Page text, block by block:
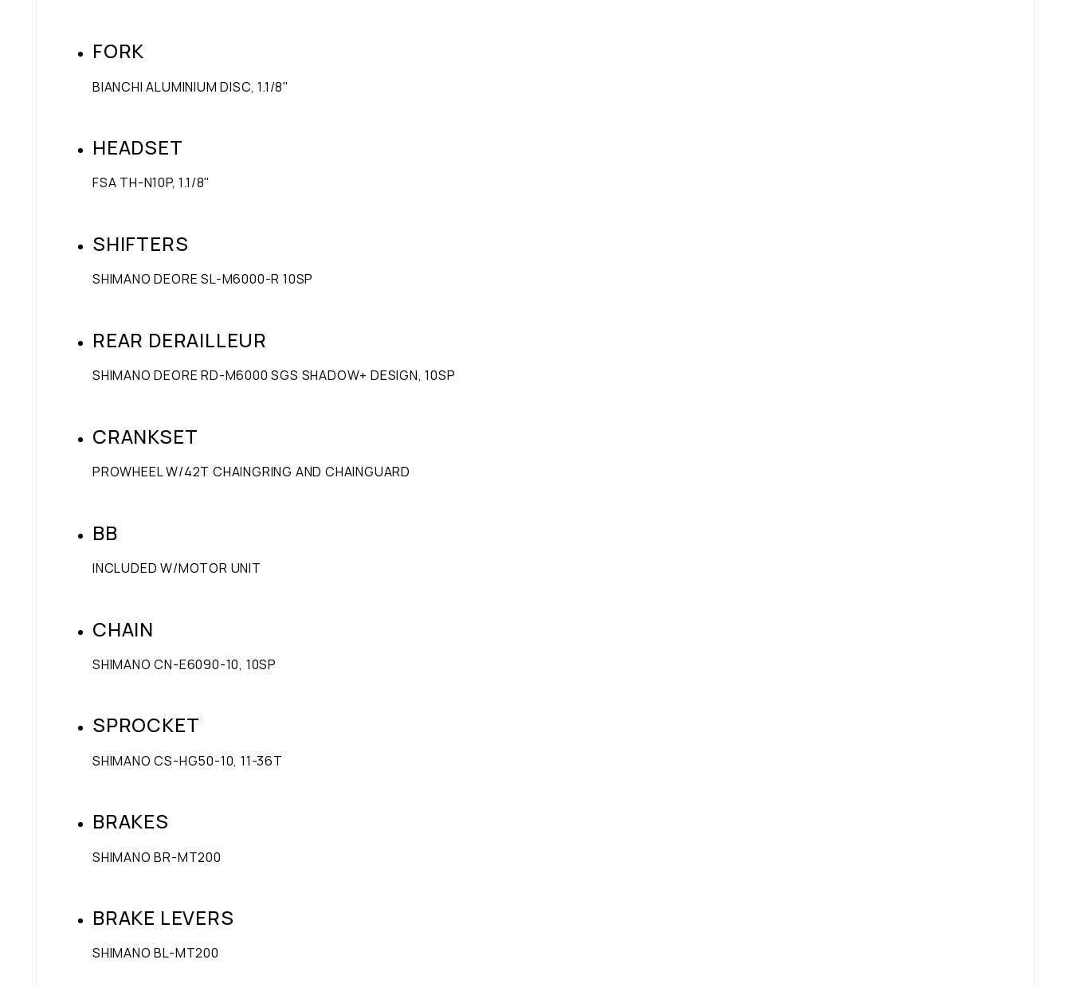
FORK
BIANCHI ALUMINIUM DISC, 1.1/8"
HEADSET
FSA TH-N10P, 1.1/8"
SHIFTERS
SHIMANO DEORE SL-M6000-R 10SP
REAR DERAILLEUR
SHIMANO DEORE RD-M6000 SGS SHADOW+ DESIGN, 10SP
CRANKSET
PROWHEEL W/42T CHAINGRING AND CHAINGUARD
BB
INCLUDED W/MOTOR UNIT
CHAIN
SHIMANO CN-E6090-10, 10SP
SPROCKET
SHIMANO CS-HG50-10, 11-36T
BRAKES
SHIMANO BR-MT200
BRAKE LEVERS
SHIMANO BL-MT200